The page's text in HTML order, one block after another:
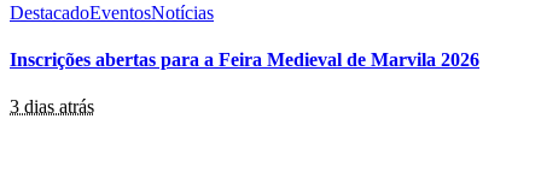
DestacadoEventosNotícias
Inscrições abertas para a Feira Medieval de Marvila 2026
3 dias atrás